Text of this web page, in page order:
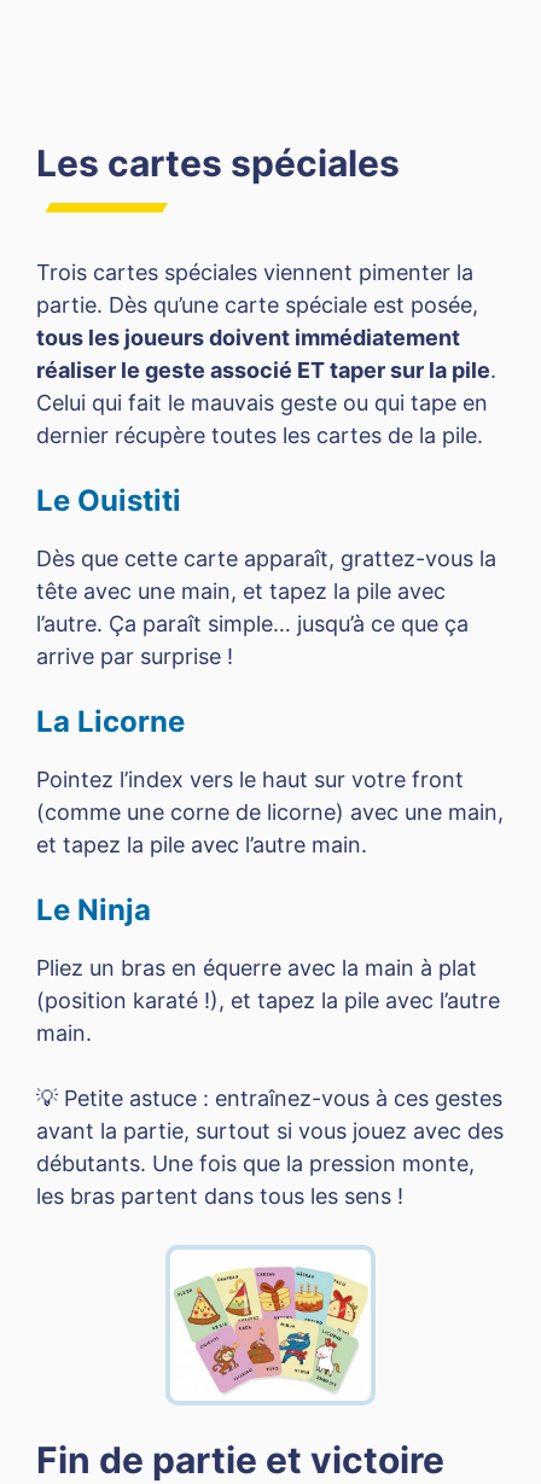
Les cartes spéciales
Trois cartes spéciales viennent pimenter la
partie. Dès qu’une carte spéciale est posée,
tous les joueurs doivent immédiatement
réaliser le geste associé ET taper sur la pile.
Celui qui fait le mauvais geste ou qui tape en
dernier récupère toutes les cartes de la pile.
Le Ouistiti
Dès que cette carte apparaît, grattez-vous la
tête avec une main, et tapez la pile avec
l’autre. Ça paraît simple… jusqu’à ce que ça
arrive par surprise !
La Licorne
Pointez l’index vers le haut sur votre front
(comme une corne de licorne) avec une main,
et tapez la pile avec l’autre main.
Le Ninja
Pliez un bras en équerre avec la main à plat
(position karaté !), et tapez la pile avec l’autre
main.
💡 Petite astuce : entraînez-vous à ces gestes
avant la partie, surtout si vous jouez avec des
débutants. Une fois que la pression monte,
les bras partent dans tous les sens !
Fin de partie et victoire